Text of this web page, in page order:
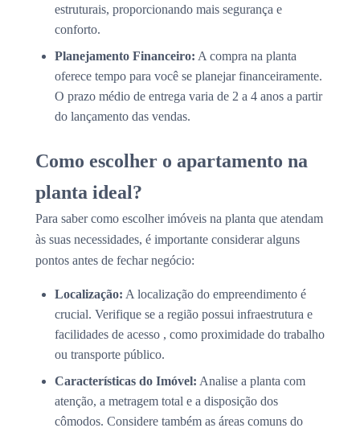
estruturais, proporcionando mais segurança e
conforto.
Planejamento Financeiro: A compra na planta
oferece tempo para você se planejar financeiramente.
O prazo médio de entrega varia de 2 a 4 anos a partir
do lançamento das vendas.
Como escolher o apartamento na
planta ideal?
Para saber como escolher imóveis na planta que atendam
às suas necessidades, é importante considerar alguns
pontos antes de fechar negócio:
Localização: A localização do empreendimento é
crucial. Verifique se a região possui infraestrutura e
facilidades de acesso , como proximidade do trabalho
ou transporte público.
Características do Imóvel: Analise a planta com
atenção, a metragem total e a disposição dos
cômodos. Considere também as áreas comuns do